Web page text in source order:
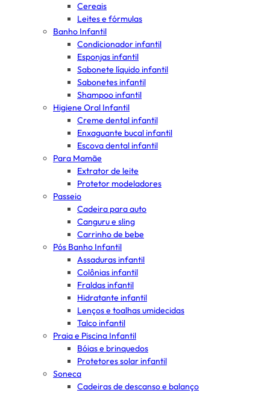
Cereais
Leites e fórmulas
Banho Infantil
Condicionador infantil
Esponjas infantil
Sabonete líquido infantil
Sabonetes infantil
Shampoo infantil
Higiene Oral Infantil
Creme dental infantil
Enxaguante bucal infantil
Escova dental infantil
Para Mamãe
Extrator de leite
Protetor modeladores
Passeio
Cadeira para auto
Canguru e sling
Carrinho de bebe
Pós Banho Infantil
Assaduras infantil
Colônias infantil
Fraldas infantil
Hidratante infantil
Lenços e toalhas umidecidas
Talco infantil
Praia e Piscina Infantil
Bóias e brinquedos
Protetores solar infantil
Soneca
Cadeiras de descanso e balanço